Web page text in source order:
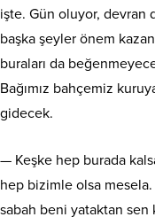
işte. Gün oluyor, devran
başka şeyler önem
buraları da
Bağımız bahçemiz
gidecek.
— Keşke hep burada
hep bizimle olsa
sabah beni yataktan sen